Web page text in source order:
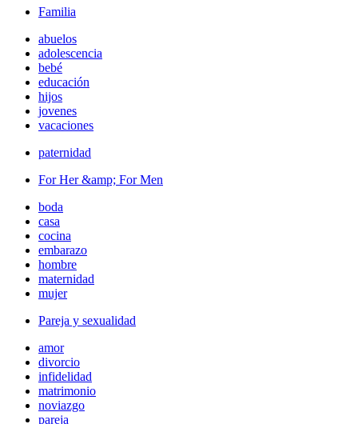
Familia
abuelos
adolescencia
bebé
educación
hijos
jovenes
vacaciones
paternidad
For Her &amp; For Men
boda
casa
cocina
embarazo
hombre
maternidad
mujer
Pareja y sexualidad
amor
divorcio
infidelidad
matrimonio
noviazgo
pareja